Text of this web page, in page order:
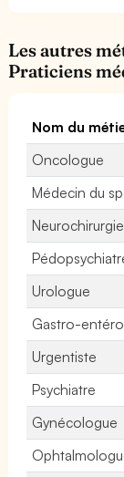
Les autres
Praticiens
Nom du
Oncologue
Médecin du
Urologue
Gastro-
Urgentiste
Psychiatre
Gynécologue